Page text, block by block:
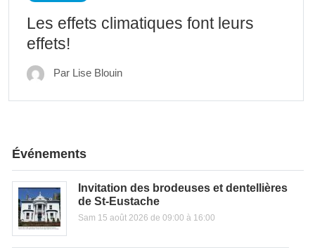
Les effets climatiques font leurs
effets!
Par Lise Blouin
Événements
Invitation des brodeuses et dentellières
de St-Eustache
Sam 15 août 2026 de 09:00 à 16:00